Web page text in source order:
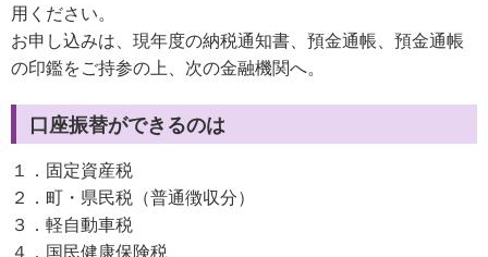
用ください。
お申し込みは、現年度の納税通知書、預金通帳、預金通帳
の印鑑をご持参の上、次の金融機関へ。
口座振替ができるのは
１．固定資産税
２．町・県民税（普通徴収分）
３．軽自動車税
４．国民健康保険税